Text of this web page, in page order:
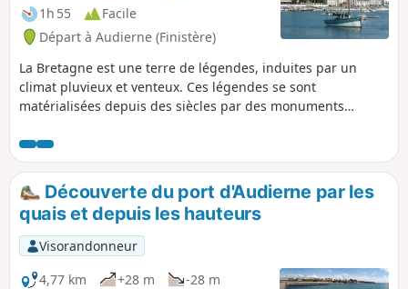
1h 55
Facile
Départ à Audierne (Finistère)
La Bretagne est une terre de légendes, induites par un
climat pluvieux et venteux. Ces légendes se sont
matérialisées depuis des siècles par des monuments
aurez l’occasion d’aller à la rencontre du patrimoine
caractéristique de cette région située à l’extrémité Sud-
Ouest de la Bretagne tout en profitant des charmes de la
jolie petite ville d’Audierne et de la campagne environnante,
sans oublier la mer.
Découverte du port d'Audierne par les
quais et depuis les hauteurs
Visorandonneur
4,77 km
+28 m
-28 m